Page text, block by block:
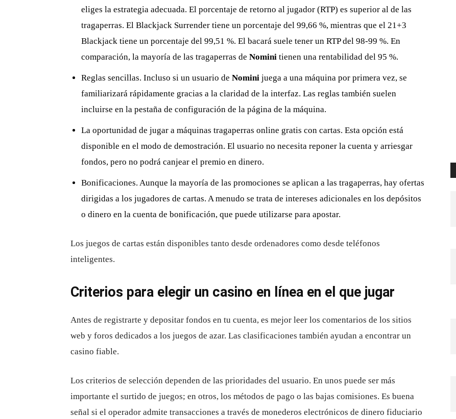
eliges la estrategia adecuada. El porcentaje de retorno al jugador (RTP) es superior al de las
tragaperras. El Blackjack Surrender tiene un porcentaje del 99,66 %, mientras que el 21+3
Blackjack tiene un porcentaje del 99,51 %. El bacará suele tener un RTP del 98-99 %. En
comparación, la mayoría de las tragaperras de Nomini tienen una rentabilidad del 95 %.
Reglas sencillas. Incluso si un usuario de Nomini juega a una máquina por primera vez, se
familiarizará rápidamente gracias a la claridad de la interfaz. Las reglas también suelen
incluirse en la pestaña de configuración de la página de la máquina.
La oportunidad de jugar a máquinas tragaperras online gratis con cartas. Esta opción está
disponible en el modo de demostración. El usuario no necesita reponer la cuenta y arriesgar
fondos, pero no podrá canjear el premio en dinero.
Bonificaciones. Aunque la mayoría de las promociones se aplican a las tragaperras, hay ofertas
dirigidas a los jugadores de cartas. A menudo se trata de intereses adicionales en los depósitos
o dinero en la cuenta de bonificación, que puede utilizarse para apostar.
Los juegos de cartas están disponibles tanto desde ordenadores como desde teléfonos
inteligentes.
Criterios para elegir un casino en línea en el que jugar
Antes de registrarte y depositar fondos en tu cuenta, es mejor leer los comentarios de los sitios
web y foros dedicados a los juegos de azar. Las clasificaciones también ayudan a encontrar un
casino fiable.
Los criterios de selección dependen de las prioridades del usuario. En unos puede ser más
importante el surtido de juegos; en otros, los métodos de pago o las bajas comisiones. Es buena
señal si el operador admite transacciones a través de monederos electrónicos de dinero fiduciario